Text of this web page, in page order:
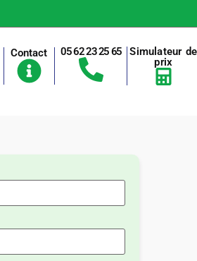
Contact 05 62 23 25 65
Simulateur de
prix